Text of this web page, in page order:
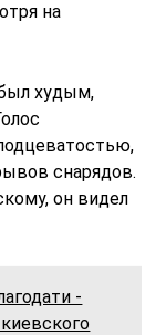
на
худым,
снарядов.
он видел
-